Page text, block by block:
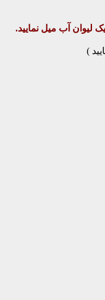
لیوان آب میل نمایید.
)